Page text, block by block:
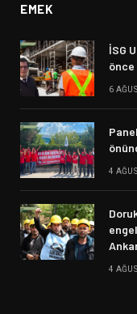
EMEK
İSG
6
4
4